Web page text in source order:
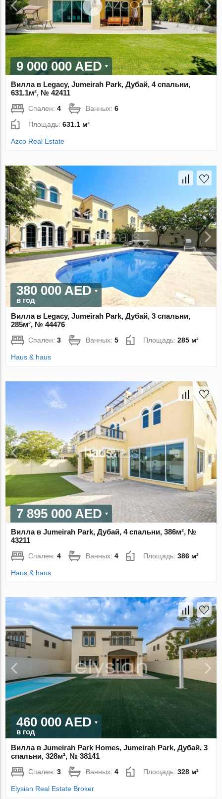
9 000 000 AED
Вилла в Legacy, Jumeirah Park, Дубай, 4 спальни,
631.1м², № 42411
Спален:4 Ванных:6
Площадь:631.1 м²
Azco Real Estate
380 000 AED
в год
Вилла в Legacy, Jumeirah Park, Дубай, 3 спальни,
285м², № 44476
Спален:3 Ванных:5 Площадь:285 м²
Haus & haus
7 895 000 AED
Вилла в Jumeirah Park, Дубай, 4 спальни, 386м², №
43211
Спален:4 Ванных:4 Площадь:386 м²
Haus & haus
460 000 AED
в год
Вилла в Jumeirah Park Homes, Jumeirah Park, Дубай, 3
спальни, 328м², № 38141
Спален:3 Ванных:4 Площадь:328 м²
Elysian Real Estate Broker